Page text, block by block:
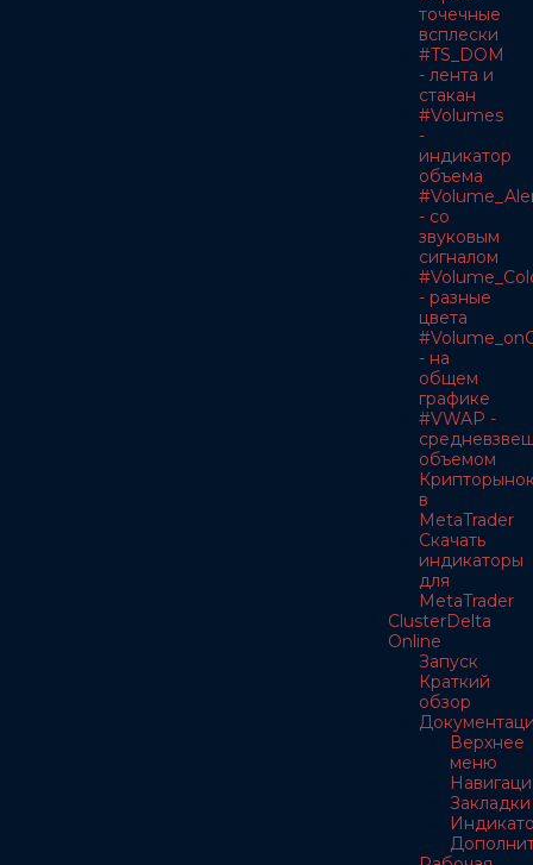
точечные
всплески
#TS_DOM
- лента и
стакан
#Volumes
-
индикатор
объема
- со
звуковым
сигналом
- разные
цвета
- на
общем
графике
#VWAP -
объемом
в
MetaTrader
Скачать
индикаторы
для
MetaTrader
ClusterDelta
Online
Запуск
Краткий
обзор
Верхнее
меню
Закладки